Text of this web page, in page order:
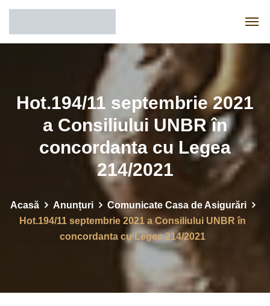
Hot.194/11 septembrie 2021
a Consiliului UNBR în
concordanta cu Legea
214/2021
Acasă Anunțuri
Comunicate Casa de Asigurări
Hot.194/11 septembrie 2021 a Consiliului UNBR în
concordanta cu Legea 214/2021